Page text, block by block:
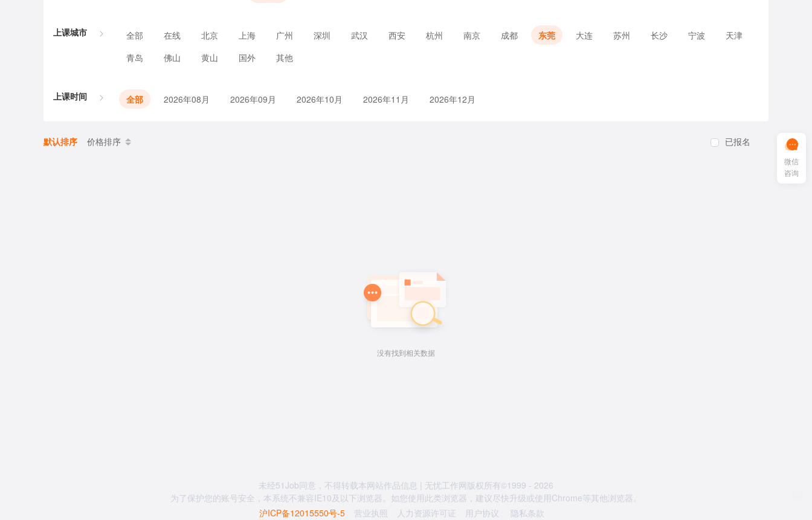
上课城市 全部 在线 北京 上海 广州 深圳 武汉 西安 杭州 南京 成都 东莞 大连 苏州 长沙 宁波
天津
青岛
佛山 黄山 国外 其他
上课时间 全部 2026年08月 2026年09月 2026年10月 2026年11月 2026年12月
默认排序 价格排序 已报名
没有找到相关数据
未经51Job同意，不得转载本网站作品信息 | 无忧工作网版权所有©1999 - 2026
为了保护您的账号安全，本系统不兼容IE10及以下浏览器。如您使用此类浏览器，建议尽快升级或使用Chrome等其他浏览器。
沪ICP备12015550号-5
营业执照 人力资源许可证 用户协议 隐私条款
微信
咨询